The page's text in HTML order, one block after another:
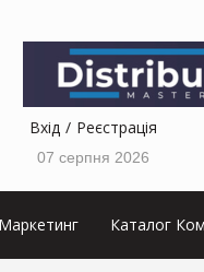
Вхід Реєстрація
07 серпня 2026
Маркетинг Каталог